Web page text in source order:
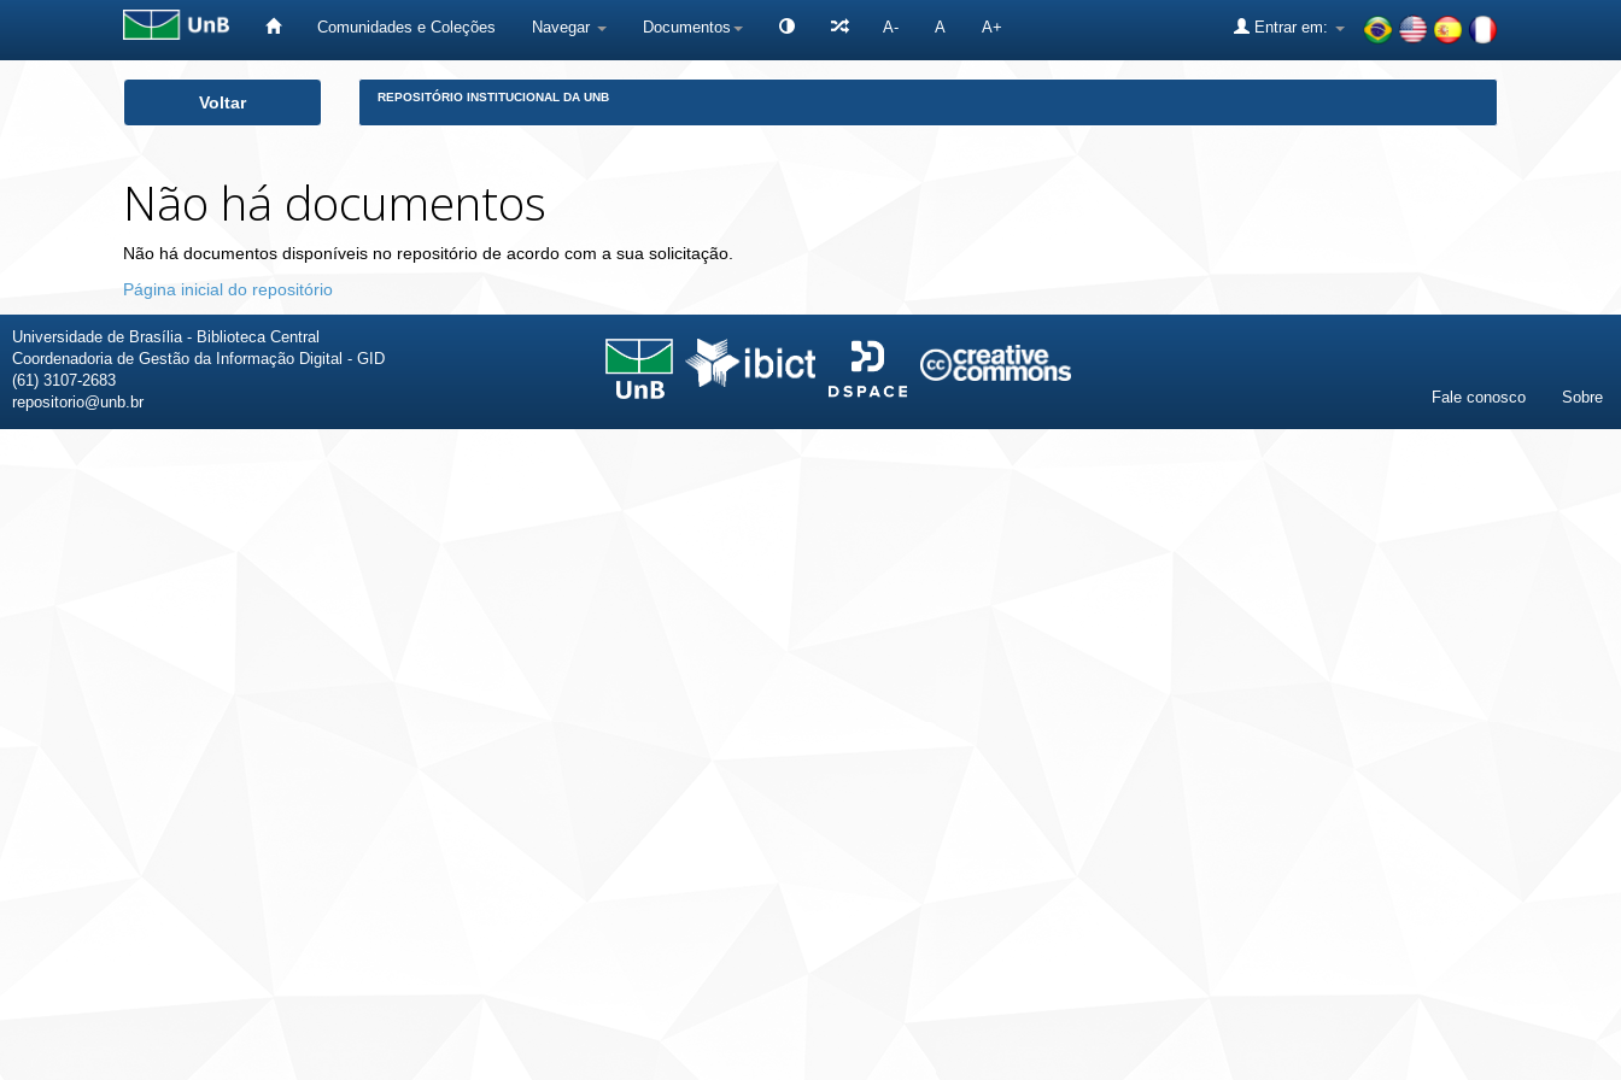
Comunidades e Coleções Navegar Documentos A- A A+ Entrar em:
Voltar REPOSITÓRIO INSTITUCIONAL DA UNB
Não há documentos
Não há documentos disponíveis no repositório de acordo com a sua solicitação.
Página inicial do repositório
Universidade de Brasília - Biblioteca Central
Coordenadoria de Gestão da Informação Digital - GID
(61) 3107-2683
repositorio@unb.br
Fale conosco Sobre